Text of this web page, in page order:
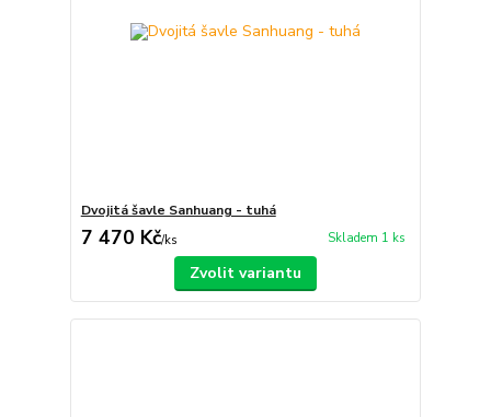
Dvojitá šavle Sanhuang - tuhá
7 470 Kč/ks Skladem 1 ks
Zvolit variantu